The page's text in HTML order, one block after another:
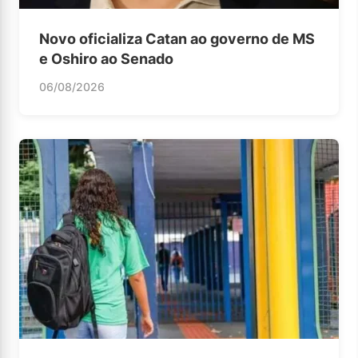
Novo oficializa Catan ao governo de MS
e Oshiro ao Senado
06/08/2026